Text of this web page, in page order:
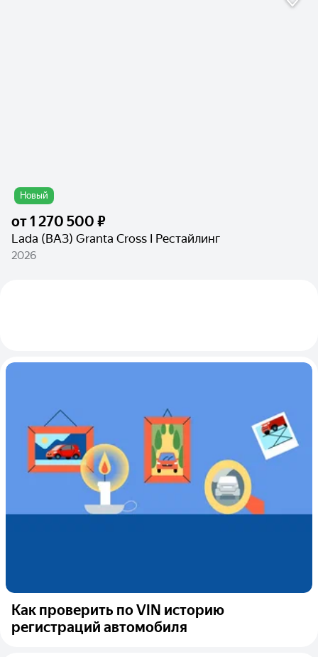
Новый
от1 270 500 ₽
Lada (ВАЗ) Granta Cross I Рестайлинг
2026
Как проверить по VIN историю
регистраций автомобиля